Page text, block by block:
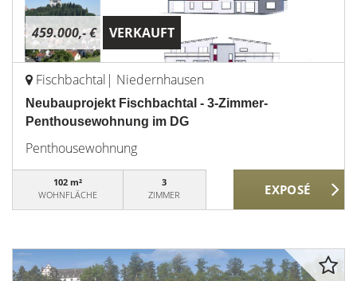
459.000,- € VERKAUFT
Fischbachtal| Niedernhausen
Neubauprojekt Fischbachtal - 3-Zimmer-
Penthousewohnung im DG
Penthousewohnung
102 m²
WOHNFLÄCHE
3
ZIMMER